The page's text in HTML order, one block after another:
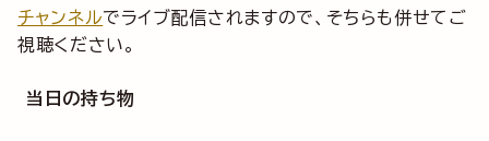
チャンネルでライブ配信されますので、そちらも併せてご
視聴ください。
当日の持ち物